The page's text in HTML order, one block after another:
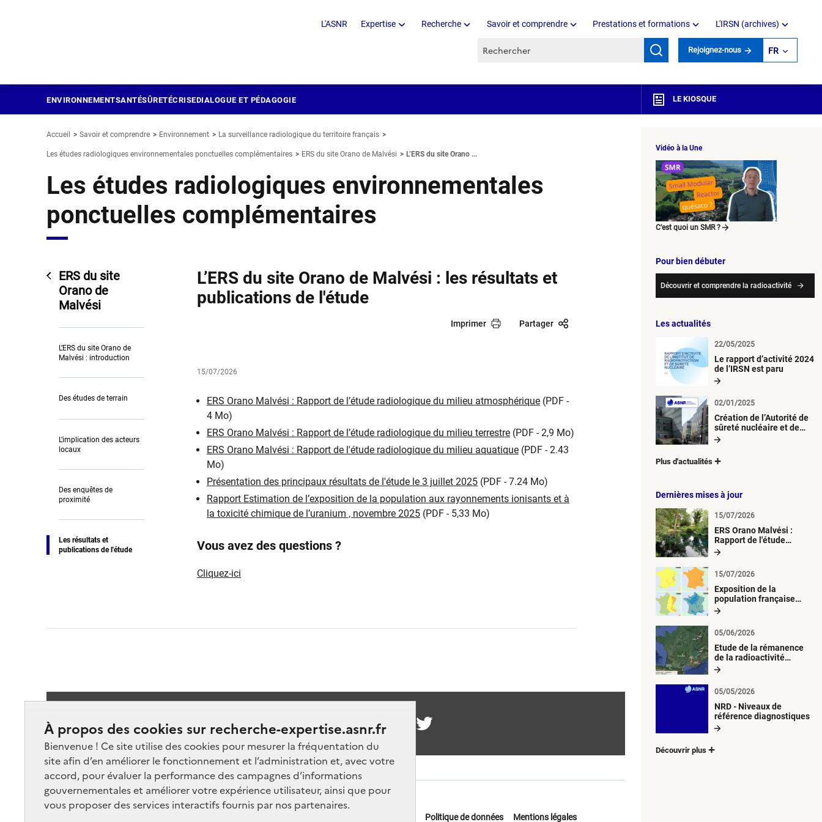
À propos des cookies sur recherche-expertise.asnr.fr
Bienvenue ! Ce site utilise des cookies pour mesurer la fréquentation du
site afin d’en améliorer le fonctionnement et l’administration et, avec votre
accord, pour évaluer la performance des campagnes d’informations
gouvernementales et améliorer votre expérience utilisateur, ainsi que pour
vous proposer des services interactifs fournis par nos partenaires.
L'ASNR Expertise Recherche Savoir et comprendre Prestations et formations L'IRSN (archives)
Recherche par mots clés Rejoignez-nous FR
ENVIRONNEMENTSANTÉSÛRETÉCRISEDIALOGUE ET PÉDAGOGIE LE KIOSQUE
Accueil Savoir et comprendre Environnement La surveillance radiologique du territoire français
Les études radiologiques environnementales ponctuelles complémentaires ERS du site Orano de Malvési L’ERS du site Orano ...
Les études radiologiques environnementales
ponctuelles complémentaires
ERS du site
Orano de
Malvési
L’ERS du site Orano de
Malvési : introduction
Des études de terrain
L’implication des acteurs
locaux
Des enquêtes de
proximité
Les résultats et
publications de l'étude
L’ERS du site Orano de Malvési : les résultats et
publications de l'étude
Imprimer Partager
15/07/2026
ERS Orano Malvési : Rapport de l’étude radiologique du milieu atmosphérique (PDF -
4 Mo)
ERS Orano Malvési : Rapport de l’étude radiologique du milieu terrestre (PDF - 2,9 Mo)
ERS Orano Malvési : Rapport de l'étude radiologique du milieu aquatique (PDF - 2.43
Mo)
Présentation des principaux résultats de l'étude le 3 juillet 2025 (PDF - 7.24 Mo)
Rapport Estimation de l’exposition de la population aux rayonnements ionisants et à
la toxicité chimique de l’uranium , novembre 2025 (PDF - 5,33 Mo)
Vous avez des questions ?
Cliquez-ici
Vidéo à la Une
C’est quoi un SMR ?
Pour bien débuter
Découvrir et comprendre la radioactivité
Les actualités
Le rapport d’activité 2024
de l’IRSN est paru
22/05/2025
Création de l’Autorité de
sûreté nucléaire et de
radioprotection (ASNR)
02/01/2025
Plus d'actualités
Dernières mises à jour
ERS Orano Malvési :
Rapport de l'étude
radiologique du milieu
15/07/2026
Exposition de la
population française
métropolitaine aux
atmosphériques
radioactives depuis 1945
15/07/2026
Etude de la rémanence
de la radioactivité
d’origine artificielle
05/06/2026
NRD - Niveaux de
référence diagnostiques
05/05/2026
Découvrir plus
Suivez-nous
Politique de données Mentions légales